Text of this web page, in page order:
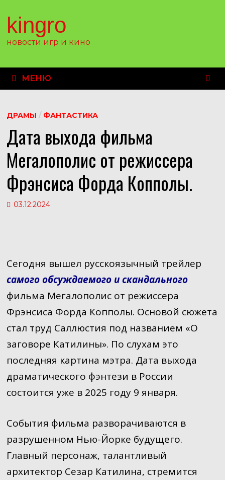
содержимому
kingro
новости игр и кино
МЕНЮ
ДРАМЫ / ФАНТАСТИКА
Дата выхода фильма
Мегалополис от режиссера
Фрэнсиса Форда Копполы.
03.12.2024
Сегодня вышел русскоязычный трейлер
самого обсуждаемого и скандального
фильма Мегалополис от режиссера
Фрэнсиса Форда Копполы. Основой сюжета
стал труд Саллюстия под названием «О
заговоре Катилины». По слухам это
последняя картина мэтра. Дата выхода
драматического фэнтези в России
состоится уже в 2025 году 9 января.
События фильма разворачиваются в
разрушенном Нью-Йорке будущего.
Главный персонаж, талантливый
архитектор Сезар Катилина, стремится